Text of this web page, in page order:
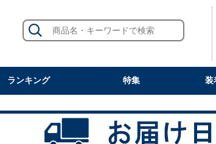
ランキング 特集 装